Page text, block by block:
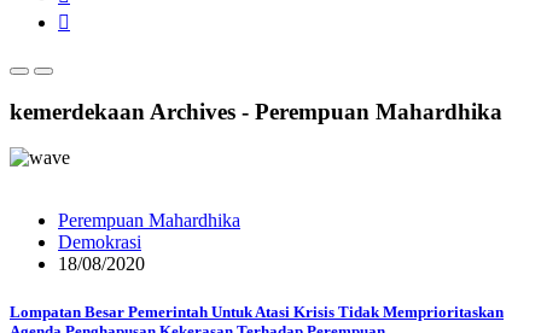
kemerdekaan Archives - Perempuan Mahardhika
Perempuan Mahardhika
Demokrasi
18/08/2020
Lompatan Besar Pemerintah Untuk Atasi Krisis Tidak Memprioritaskan